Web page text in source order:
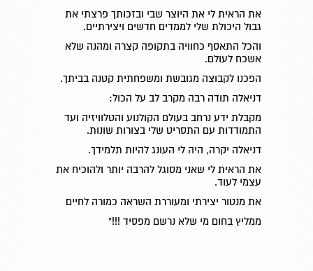
את הראית לי את היוצר שבי ובזכותך פרצתי את
גבול היכולת שלי לממדים חדשים ויצירתיים.
והכל התאסף כחוויה בתקופה קצרה ומהנה שלא
אשכח לעולם.
הפכנו לקבוצה מגובשת ומשפחתית קטנה בביתך.
דניאלה תודה רבה מקרב לב על הכול:
מקבלת ידע נרחב בעולם הקולנוע והטלוויזיה ועד
התמודדות עם התסריט שלי בצורות שונות.
דניאלה יקרה, היה לי העונג להיות תלמידך.
את הראית לי שאני מסוגל להרבה יותר ולהוכיח את
עצמי לעוד.
את מנטור יצירתי ומעוררת השראה כמורה לחיים
ממליץ בחום מי שלא נרשם מפסיד !!!"